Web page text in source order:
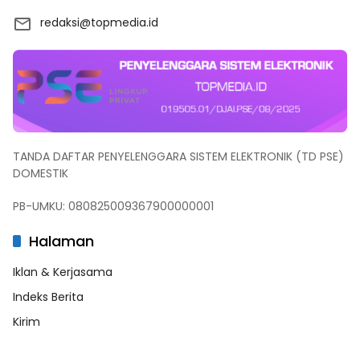
redaksi@topmedia.id
TANDA DAFTAR PENYELENGGARA SISTEM ELEKTRONIK (TD PSE)
DOMESTIK
PB-UMKU: 080825009367900000001
Halaman
Iklan & Kerjasama
Indeks Berita
Kirim